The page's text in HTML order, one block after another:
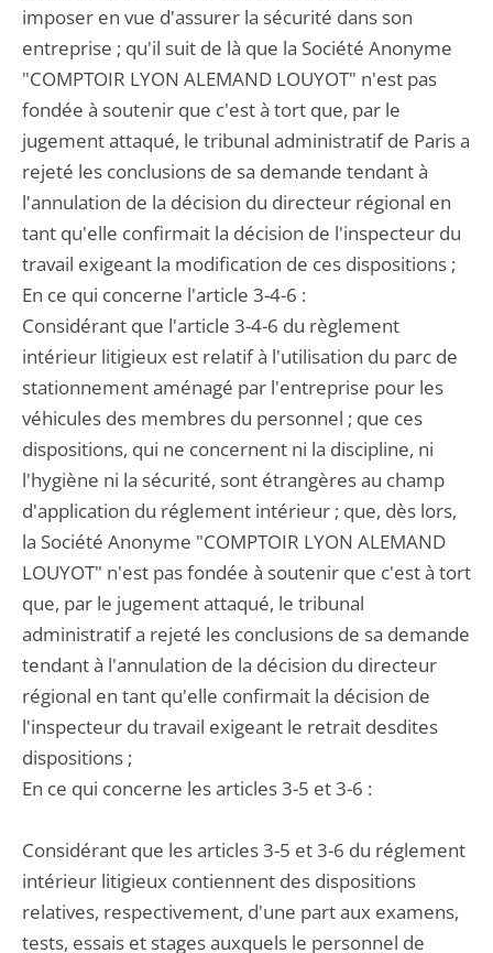
imposer en vue d'assurer la sécurité dans son
entreprise ; qu'il suit de là que la Société Anonyme
"COMPTOIR LYON ALEMAND LOUYOT" n'est pas
fondée à soutenir que c'est à tort que, par le
jugement attaqué, le tribunal administratif de Paris a
rejeté les conclusions de sa demande tendant à
l'annulation de la décision du directeur régional en
tant qu'elle confirmait la décision de l'inspecteur du
travail exigeant la modification de ces dispositions ;
En ce qui concerne l'article 3-4-6 :
Considérant que l'article 3-4-6 du règlement
intérieur litigieux est relatif à l'utilisation du parc de
stationnement aménagé par l'entreprise pour les
véhicules des membres du personnel ; que ces
dispositions, qui ne concernent ni la discipline, ni
l'hygiène ni la sécurité, sont étrangères au champ
d'application du réglement intérieur ; que, dès lors,
la Société Anonyme "COMPTOIR LYON ALEMAND
LOUYOT" n'est pas fondée à soutenir que c'est à tort
que, par le jugement attaqué, le tribunal
administratif a rejeté les conclusions de sa demande
tendant à l'annulation de la décision du directeur
régional en tant qu'elle confirmait la décision de
l'inspecteur du travail exigeant le retrait desdites
dispositions ;
En ce qui concerne les articles 3-5 et 3-6 :
Considérant que les articles 3-5 et 3-6 du réglement
intérieur litigieux contiennent des dispositions
relatives, respectivement, d'une part aux examens,
tests, essais et stages auxquels le personnel de